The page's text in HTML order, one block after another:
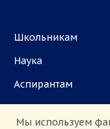
Школьникам
Наука
Аспирантам
СМИ
Мы используем